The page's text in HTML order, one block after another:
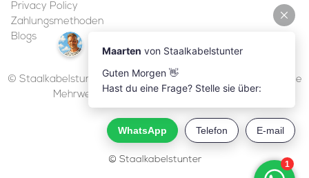
Privacy Policy
Zahlungsmethoden
Blogs
© Staalkabelstunter | 2026 | Alle Preise sind in Euro inklusive
Mehrwertsteuer und ohne Versandkosten.
© Staalkabelstunter